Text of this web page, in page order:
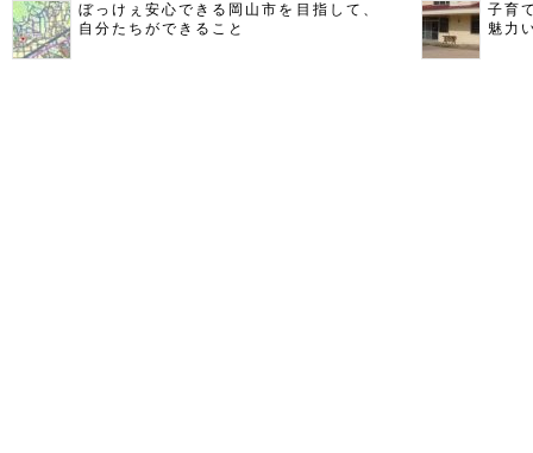
ぼっけぇ安心できる岡山市を目指して、
自分たちができること
子育
魅力